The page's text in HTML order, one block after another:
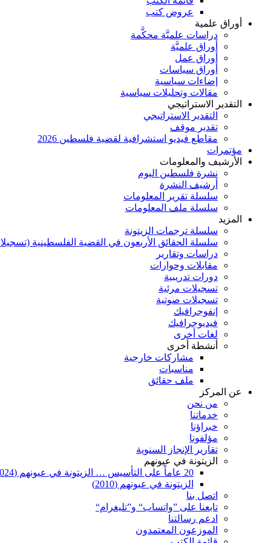
عروض كتب
أوراق علمية
دراسات علميَّة محكَّمة
أوراق علميَّة
أوراق عمل
أوراق سياسات
إضاءات سياسية
مقالات وتحليلات سياسية
التقدير الاستراتيجي
التقدير الاستراتيجي
تقدير موقف
مقاطع فيديو استشرافية لقضية فلسطين 2026
مؤتمرات
الأرشيف والمعلومات
نشرة فلسطين اليوم
أرشيف النشرة
سلسلة تقرير المعلومات
سلسلة ملف المعلومات
المزيد
سلسلة ترجمات الزيتونة
سلسلة الحقائق الأربعون في القضية الفلسطينية
دراسات وتقارير
مقابلات وحوارات
دورات تدريبية
تسجيلات مرئية
تسجيلات صوتية
إنفوجرافيك
فيديوجرافيك
لغات أخرى
أنشطة أخرى
مشاركات خارجية
مناسبات
ملف حقائق
عن المركز
من نحن
خدماتنا
خبراؤنا
مؤلفونا
تقارير الإنجاز السنوية
الزيتونة في عيونهم
20 عاماً على التأسيس … الزيتونة في عيونهم (2024)
الزيتونة في عيونهم (2010)
اتصل بنا
تابعنا على ”واتساب“ و”تليغرام“
ادعم رسالتنا
الموزعون المعتمدون